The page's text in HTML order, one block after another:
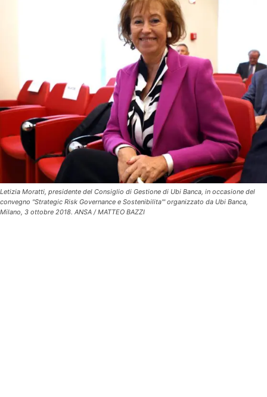
Letizia Moratti, presidente del Consiglio di Gestione di Ubi Banca, in occasione del
convegno "Strategic Risk Governance e Sostenibilita'" organizzato da Ubi Banca,
Milano, 3 ottobre 2018. ANSA / MATTEO BAZZI